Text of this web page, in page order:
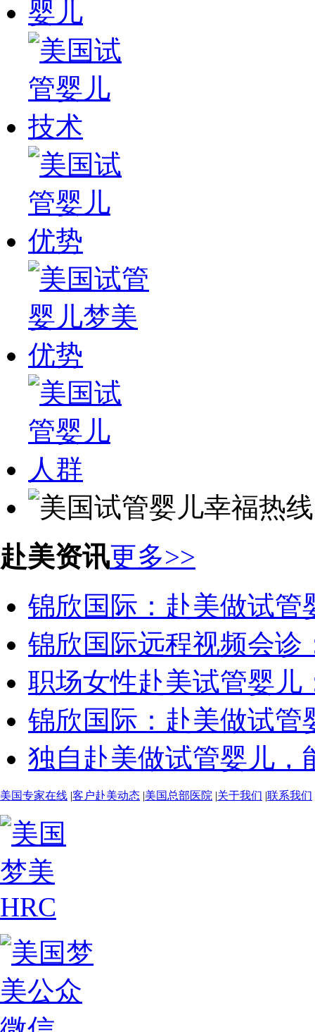
赴美资讯更多>>
锦欣国际：赴美做试管
锦欣国际远程视频会诊
职场女性赴美试管婴儿
锦欣国际：赴美做试管
独自赴美做试管婴儿，
美国专家在线 |客户赴美动态 |美国总部医院 |关于我们 |联系我们